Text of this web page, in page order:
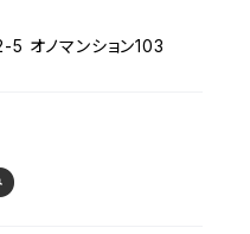
オノマンション103